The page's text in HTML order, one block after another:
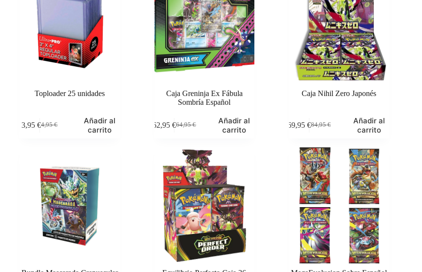
Toploader 25 unidades
4,95€
El
3,95€El
Añadir al
carrito
Caja Greninja Ex Fábula
Sombría Español
64,95€
El
era:
64,95 €.
62,95€El
62,95 €.
Añadir al
carrito
Caja Nihil Zero Japonés
84,95€
El
original
era:
84,95 €.
69,95 €El
actual
es:
69,95 €.
Añadir al
carrito